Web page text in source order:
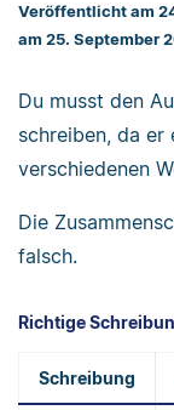
Veröffentlicht am
am 25. September
Du musst den
schreiben, da er
verschiedenen
Die
falsch.
Richtige
Schreibung